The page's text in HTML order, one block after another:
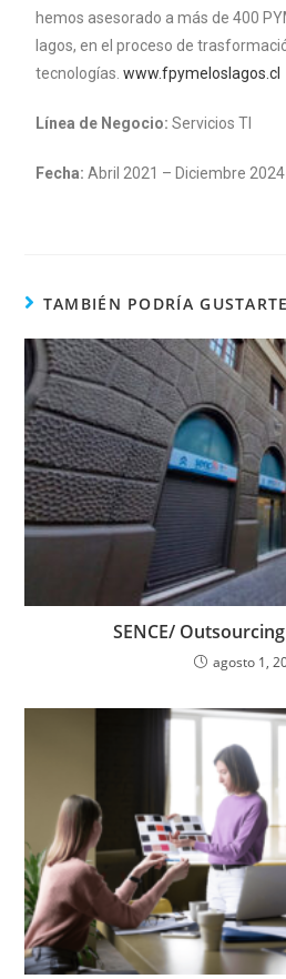
hemos asesorado a más de 400
lagos, en el proceso de
tecnologías.www.fpymeloslagos.cl
Línea de Negocio: Servicios TI
Fecha: Abril 2021 – Diciembre 2024
TAMBIÉN PODRÍA GUSTARTE
SENCE/
agosto 1,